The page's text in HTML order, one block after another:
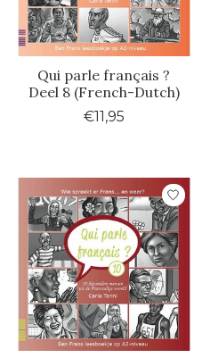
Qui parle français ?
Deel 8 (French-Dutch)
€11,95